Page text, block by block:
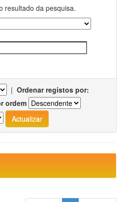
resultado da pesquisa.
| Ordenar registos por:
ordem